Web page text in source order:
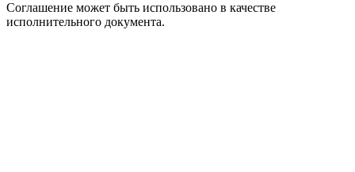
Соглашение может быть использовано в качестве
исполнительного документа.